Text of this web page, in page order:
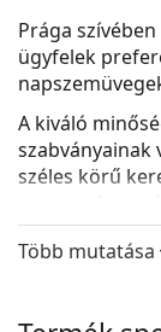
Prága
ügyfelek
A kiváló
széles körű
arcra. Az
gondosan
Több mutatása